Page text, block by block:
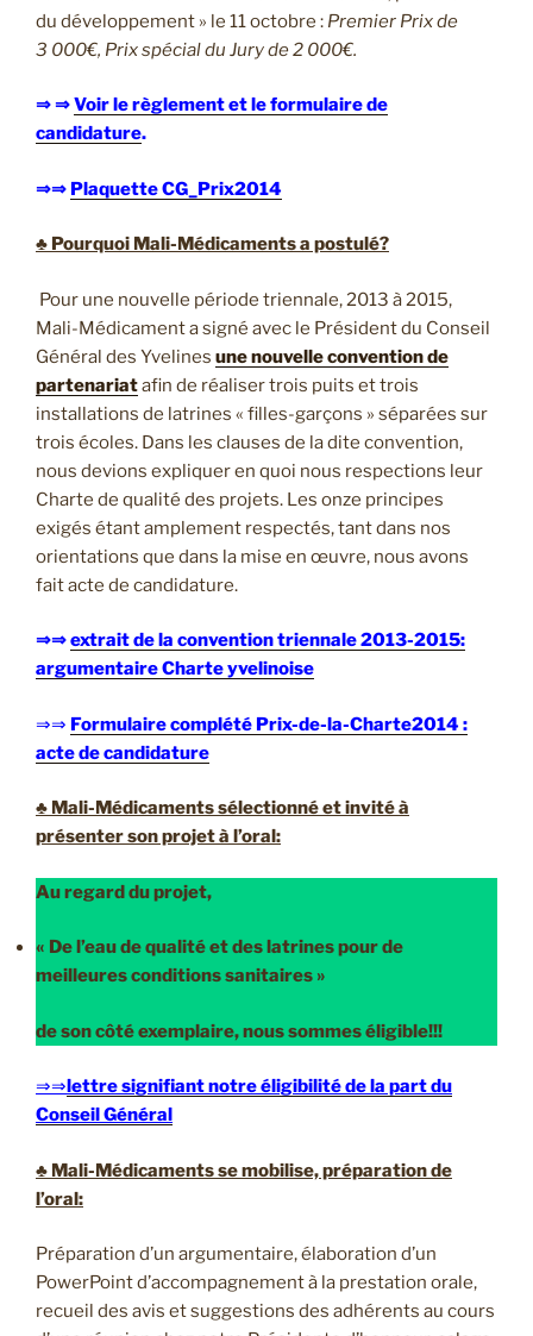
du développement » le 11 octobre : Premier Prix de
3 000€, Prix spécial du Jury de 2 000€.
⇒ ⇒Voir le règlement et le formulaire de
candidature.
⇒⇒ Plaquette CG_Prix2014
♣ Pourquoi Mali-Médicaments a postulé?
Pour une nouvelle période triennale, 2013 à 2015,
Mali-Médicament a signé avec le Président du Conseil
Général des Yvelines une nouvelle convention de
partenariatafin de réaliser trois puits et trois
installations de latrines « filles-garçons » séparées sur
trois écoles. Dans les clauses de la dite convention,
nous devions expliquer en quoi nous respections leur
Charte de qualité des projets. Les onze principes
exigés étant amplement respectés, tant dans nos
orientations que dans la mise en œuvre, nous avons
fait acte de candidature.
⇒⇒extrait de la convention triennale 2013-2015:
argumentaire Charte yvelinoise
⇒⇒ Formulaire complété Prix-de-la-Charte2014 :
acte de candidature
♣ Mali-Médicaments sélectionné et invité à
présenter son projet à l’oral:
Au regard du projet,
« De l’eau de qualitéet des latrines pour de
meilleures conditions sanitaires »
de son côté exemplaire, nous sommes éligible!!!
⇒⇒lettre signifiant notre éligibilité de la part du
Conseil Général
♣ Mali-Médicaments se mobilise, préparation de
l’oral:
Préparation d’un argumentaire, élaboration d’un
PowerPoint d’accompagnement à la prestation orale,
recueil des avis et suggestions des adhérents au cours